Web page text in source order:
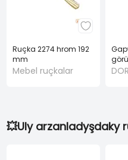
Ruçka 2274 hrom 192
mm
Mebel ruçkalar
💥Uly arzanladyşdaky